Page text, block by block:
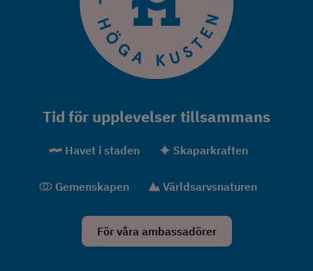
Tid för upplevelser tillsammans
Havet i staden Skaparkraften
Gemenskapen Världsarvsnaturen
För våra ambassadörer